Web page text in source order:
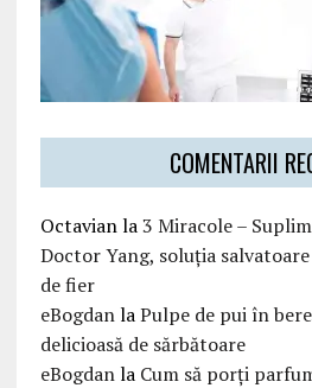
COMENTARII
Octavianla3 Miracole –
Doctor Yang, soluția
de fier
eBogdanlaPulpe de pui în
delicioasă de sărbătoare
eBogdanla Cum să porți